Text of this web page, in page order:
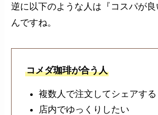
逆に以下のような人は『コスパが
んですね。
コメダ珈琲が合う人
複数人で注文してシェアする
店内でゆっくりしたい